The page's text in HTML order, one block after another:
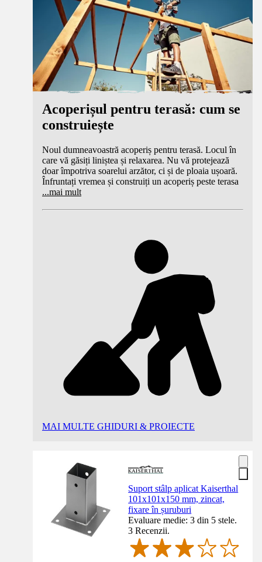
Acoperișul pentru terasă: cum se
construiește
Noul dumneavoastră acoperiș pentru terasă. Locul în
care vă găsiți liniștea și relaxarea. Nu vă protejează
doar împotriva soarelui arzător, ci și de ploaia ușoară.
Înfruntați vremea și construiți un acoperiș peste terasa
...mai mult
MAI MULTE GHIDURI & PROIECTE
Suport stâlp aplicat Kaiserthal
101x101x150 mm, zincat,
fixare în șuruburi
Evaluare medie: 3 din 5 stele.
3 Recenzii.